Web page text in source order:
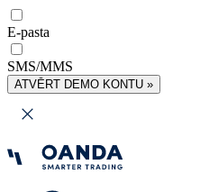
E-pasta
SMS/MMS
ATVĒRT DEMO KONTU »